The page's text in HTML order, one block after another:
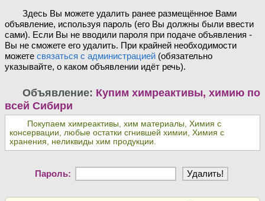
Здесь Вы можете удалить ранее размещённое Вами
объявление, используя пароль (его Вы должны были ввести
сами). Если Вы не вводили пароля при подаче объявления -
Вы не сможете его удалить. При крайней необходимости
можете связаться с администрацией(обязательно
указывайте, о каком объявлении идёт речь).
Объявление: Купим химреактивы, химию по
всей Сибири
Покупаем химреактивы, хим материалы, Химия с
консервации, любые остатки сгнившей химии, Химия с
хранения, неликвиды хим продукции.
Пароль: